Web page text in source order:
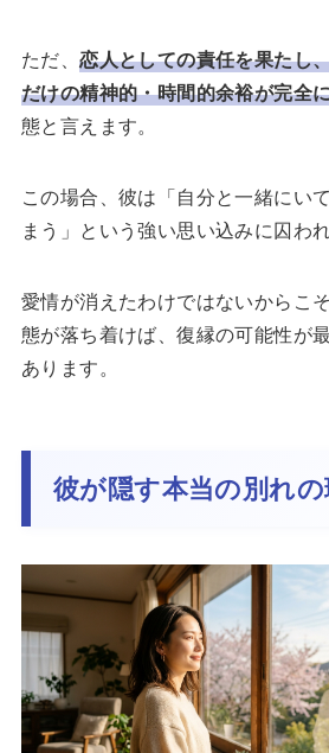
ただ、恋人としての責任を果たし
だけの精神的・時間的余裕が完全
態と言えます。
この場合、彼は「自分と一緒にい
まう」という強い思い込みに囚われ
愛情が消えたわけではないからこ
態が落ち着けば、復縁の可能性が
あります。
彼が隠す本当の別れ